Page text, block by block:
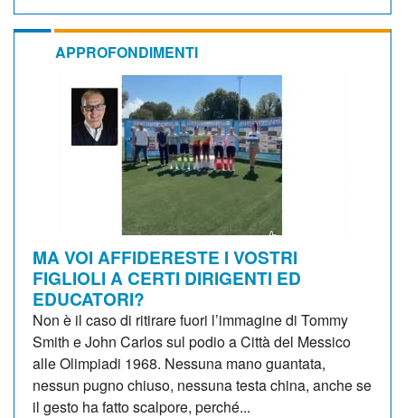
APPROFONDIMENTI
MA VOI AFFIDERESTE I VOSTRI
FIGLIOLI A CERTI DIRIGENTI ED
EDUCATORI?
Non è il caso di ritirare fuori l’immagine di Tommy
Smith e John Carlos sul podio a Città del Messico
alle Olimpiadi 1968. Nessuna mano guantata,
nessun pugno chiuso, nessuna testa china, anche se
il gesto ha fatto scalpore, perché...